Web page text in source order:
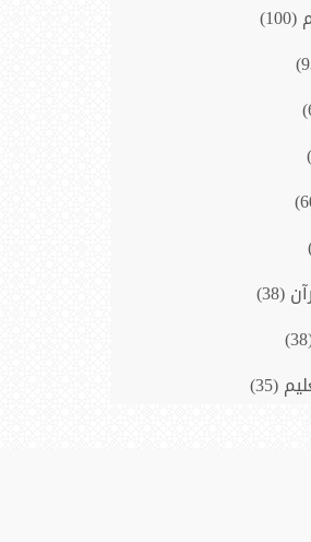
(38)
(35)